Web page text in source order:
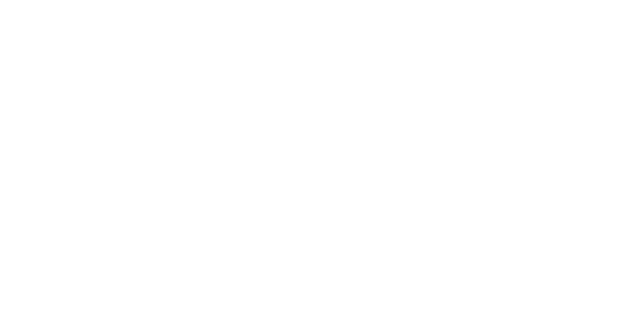
и легкость образа.
многослойный элемент.
до plus-size.
на свежем воздухе.
форму и цвет.
историей качества.
классического брючного силуэта. Брюки-палаццо со стрелками визуально удлиняют
без рукавов идеально накладывается поверх топа или блузы, добавляя образу
— для прогулок и отдыха.
в жаркий офис.